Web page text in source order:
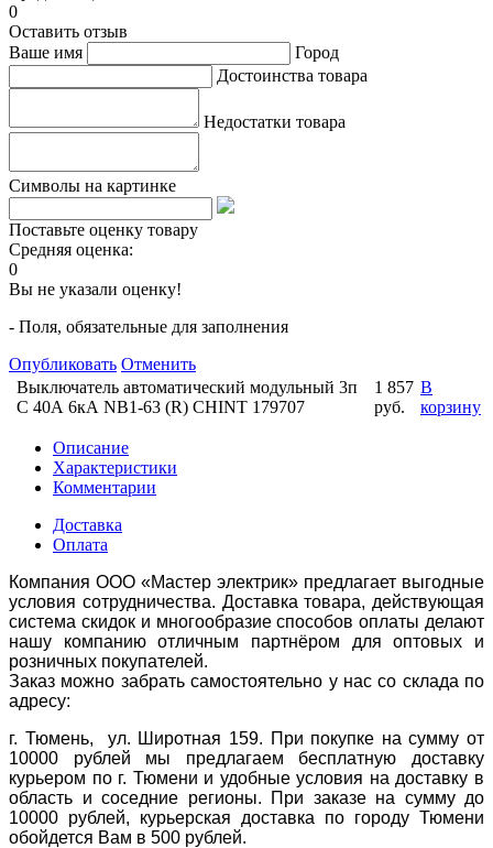
0
Оставить отзыв
Ваше имя
Город
Достоинства товара
Недостатки товара
Символы на картинке
Поставьте оценку товару
Средняя оценка:
0
Вы не указали оценку!
- Поля, обязательные для заполнения
Опубликовать Отменить
Выключатель автоматический модульный 3п
C 40А 6кА NB1-63 (R) CHINT 179707
1 857
руб.
В
корзину
Описание
Характеристики
Комментарии
Доставка
Оплата
Компания ООО «Мастер электрик» предлагает выгодные
условия сотрудничества. Доставка товара, действующая
система скидок и многообразие способов оплаты делают
нашу компанию отличным партнёром для оптовых и
розничных покупателей.
Заказ можно забрать самостоятельно у нас со склада по
адресу:
г. Тюмень, ул. Широтная 159. При покупке на сумму от
10000 рублей мы предлагаем бесплатную доставку
курьером по г. Тюмени и удобные условия на доставку в
область и соседние регионы. При заказе на сумму до
10000 рублей, курьерская доставка по городу Тюмени
обойдется Вам в 500 рублей.